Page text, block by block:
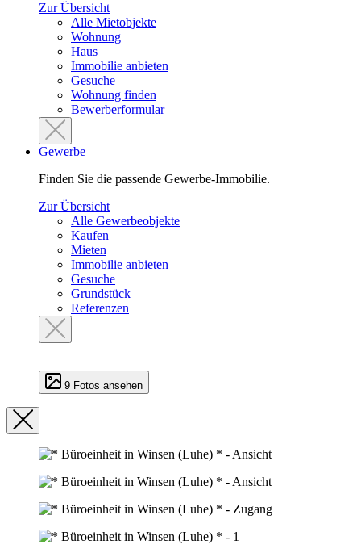
Zur Übersicht
Alle Mietobjekte
Wohnung
Haus
Immobilie anbieten
Gesuche
Wohnung finden
Bewerberformular
Gewerbe
Finden Sie die passende Gewerbe-Immobilie.
Zur Übersicht
Alle Gewerbeobjekte
Kaufen
Mieten
Immobilie anbieten
Gesuche
Grundstück
Referenzen
9 Fotos ansehen